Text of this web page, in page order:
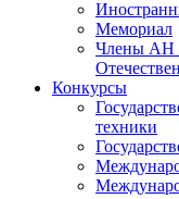
Мемориал
Члены АН
Конкурсы
техники